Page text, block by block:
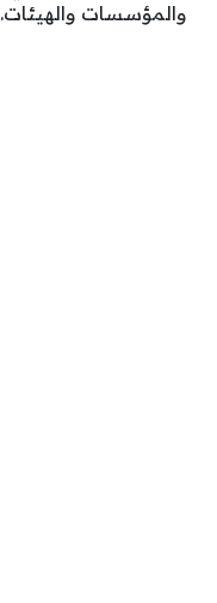
والمؤسسات والهيئات.